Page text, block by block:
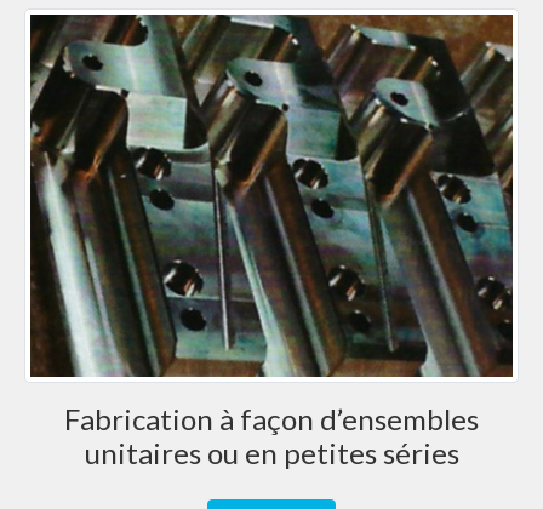
Fabrication à façon d’ensembles
unitaires ou en petites séries